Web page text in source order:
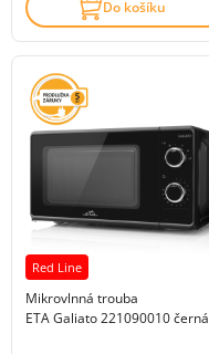
Do košíku
Red Line
Mikrovlnná trouba
ETA Galiato 221090010 černá